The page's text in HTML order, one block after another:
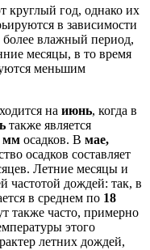
круглый год, однако их
в зависимости
влажный период,
месяцы, в то время
меньшим
на июнь, когда в
также является
мм осадков. В мае,
осадков составляет
Летние месяцы и
частотой дождей: так, в
в среднем по 18
также часто, примерно
этого
летних дождей,